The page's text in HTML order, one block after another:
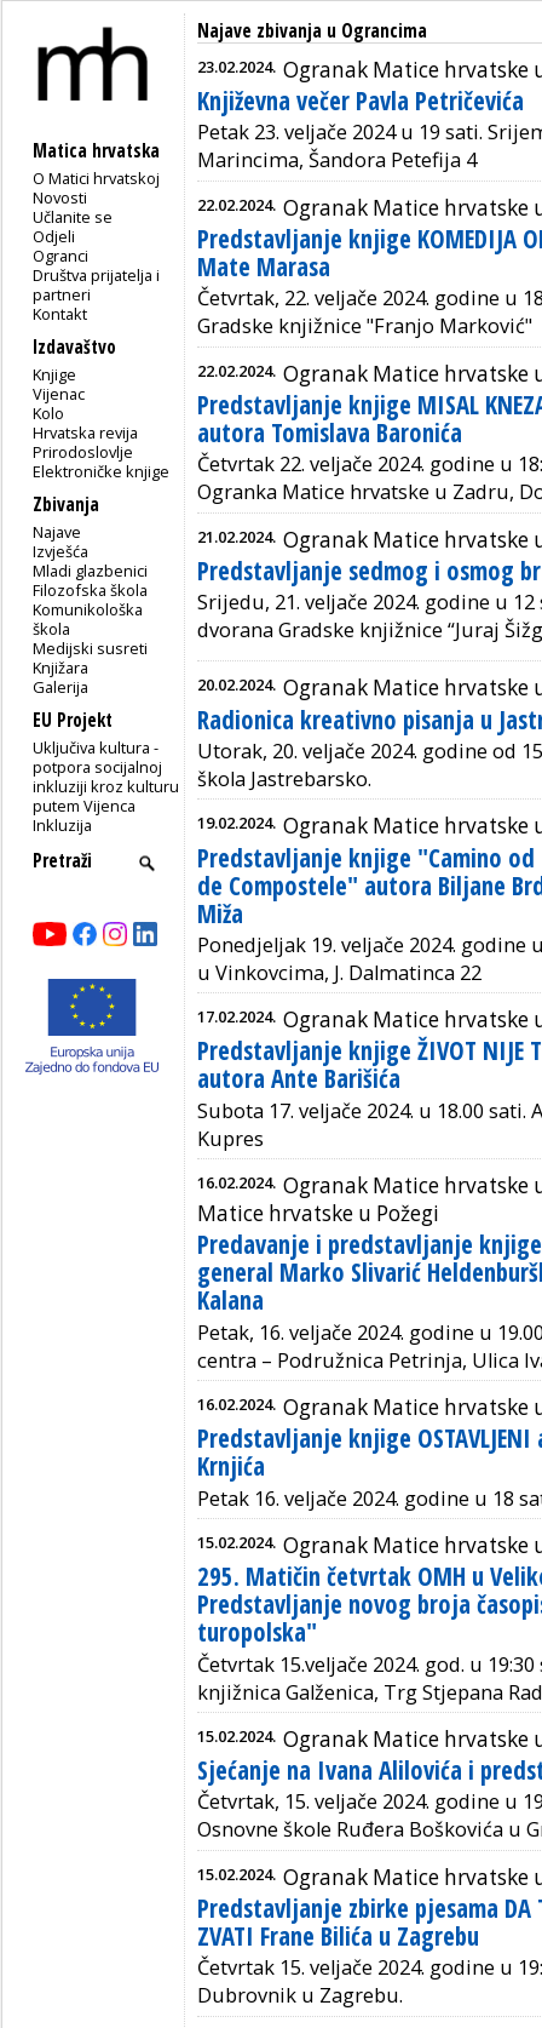
Matica hrvatska
O Matici hrvatskoj
Novosti
Učlanite se
Odjeli
Ogranci
Društva prijatelja i
partneri
Kontakt
Izdavaštvo
Knjige
Vijenac
Kolo
Hrvatska revija
Prirodoslovlje
Elektroničke knjige
Zbivanja
Najave
Izvješća
Mladi glazbenici
Filozofska škola
Komunikološka
škola
Medijski susreti
Knjižara
Galerija
EU Projekt
Uključiva kultura -
potpora socijalnoj
inkluziji kroz kulturu
putem Vijenca
Inkluzija
Najave zbivanja u Ograncima
23.02.2024. Ogranak Matice hrvatske
Književna večer Pavla Petričevića
Petak 23. veljače 2024 u 19 sati.
Marincima, Šandora Petefija 4
22.02.2024. Ogranak Matice hrvatske
Predstavljanje knjige KOMEDIJA
Mate Marasa
Četvrtak, 22. veljače 2024. godine u
Gradske knjižnice "Franjo Marković"
22.02.2024. Ogranak Matice hrvatske
Predstavljanje knjige MISAL
autora Tomislava Baronića
Četvrtak 22. veljače 2024. godine u
Ogranka Matice hrvatske u Zadru,
21.02.2024. Ogranak Matice hrvatske
Predstavljanje sedmog i osmog
Srijedu, 21. veljače 2024. godine u 12
dvorana Gradske knjižnice “Juraj
20.02.2024. Ogranak Matice hrvatske
Radionica kreativno pisanja u
Utorak, 20. veljače 2024. godine od
škola Jastrebarsko.
19.02.2024. Ogranak Matice hrvatske
Predstavljanje knjige "Camino
de Compostele" autora Biljane
Miža
Ponedjeljak 19. veljače 2024. godine
u Vinkovcima, J. Dalmatinca 22
17.02.2024. Ogranak Matice hrvatske
Predstavljanje knjige ŽIVOT NIJE
autora Ante Barišića
Subota 17. veljače 2024. u 18.00 sati.
Kupres
16.02.2024. Ogranak Matice hrvatske
Matice hrvatske u Požegi
Predavanje i predstavljanje
general Marko Slivarić
Kalana
Petak, 16. veljače 2024. godine u
centra – Podružnica Petrinja, Ulica
16.02.2024. Ogranak Matice hrvatske
Predstavljanje knjige
Krnjića
Petak 16. veljače 2024. godine u 18
15.02.2024. Ogranak Matice hrvatske
295. Matičin četvrtak OMH u
Predstavljanje novog broja
turopolska"
Četvrtak 15.veljače 2024. god. u
knjižnica Galženica, Trg Stjepana
15.02.2024. Ogranak Matice hrvatske
Sjećanje na Ivana Alilovića i
Četvrtak, 15. veljače 2024. godine u
Osnovne škole Ruđera Boškovića u
15.02.2024. Ogranak Matice hrvatske
Predstavljanje zbirke pjesama DA
ZVATI Frane Bilića u Zagrebu
Četvrtak 15. veljače 2024. godine u
Dubrovnik u Zagrebu.